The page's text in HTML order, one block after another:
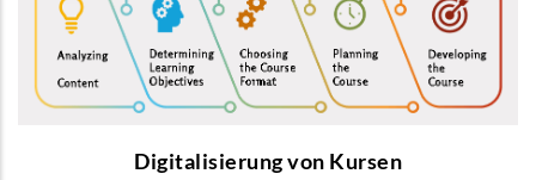
Digitalisierung von Kursen
Digitalisierung von Kursen
Wir verwandeln übliche Bildungsinhalte in
modernste digitale E-Learning-Kurse